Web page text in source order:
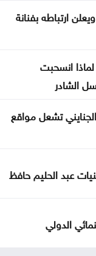
ارتباطه بفنانة
انسحبت
الشادر
تشعل مواقع
عبد الحليم حافظ
الدولي